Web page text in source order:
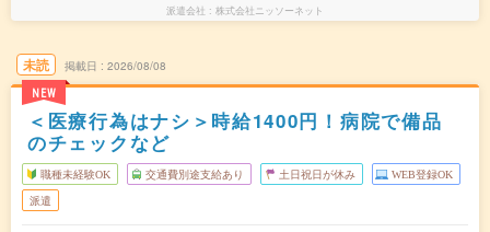
派遣会社 株式会社ニッソーネット
未読
NEW
掲載日 2026/08/08
＜医療行為はナシ＞時給1400円！病院で備品
のチェックなど
職種未経験OK 交通費別途支給あり 土日祝日が休み WEB登録OK
派遣